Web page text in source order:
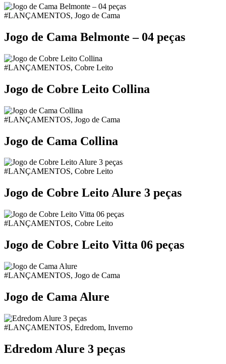
#LANÇAMENTOS, Jogo de Cama
Jogo de Cama Belmonte – 04 peças
#LANÇAMENTOS, Cobre Leito
Jogo de Cobre Leito Collina
#LANÇAMENTOS, Jogo de Cama
Jogo de Cama Collina
#LANÇAMENTOS, Cobre Leito
Jogo de Cobre Leito Alure 3 peças
#LANÇAMENTOS, Cobre Leito
Jogo de Cobre Leito Vitta 06 peças
#LANÇAMENTOS, Jogo de Cama
Jogo de Cama Alure
#LANÇAMENTOS, Edredom, Inverno
Edredom Alure 3 peças